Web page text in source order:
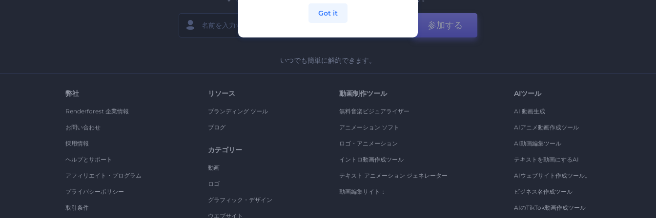
参加する
いつでも簡単に解約できます。
弊社
Renderforest 企業情報
お問い合わせ
採用情報
ヘルプとサポート
アフィリエイト・プログラム
プライバシーポリシー
取引条件
リソース
ブランディング ツール
ブログ
カテゴリー
動画
ロゴ
グラフィック・デザイン
ウエブサイト
動画制作ツール
無料音楽ビジュアライザー
アニメーション ソフト
ロゴ・アニメーション
イントロ動画作成ツール
テキスト アニメーション ジェネレーター
動画編集サイト：
AIツール
AI 動画生成
AIアニメ動画作成ツール
AI動画編集ツール
テキストを動画にするAI
AIウェブサイト作成ツール。
ビジネス名作成ツール
AIのTikTok動画作成ツール
Got it